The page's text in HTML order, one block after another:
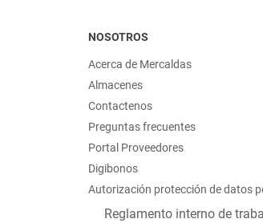
NOSOTROS
Acerca de Mercaldas
Almacenes
Contactenos
Preguntas frecuentes
Portal Proveedores
Digibonos
Autorización protección de datos
Reglamento interno de